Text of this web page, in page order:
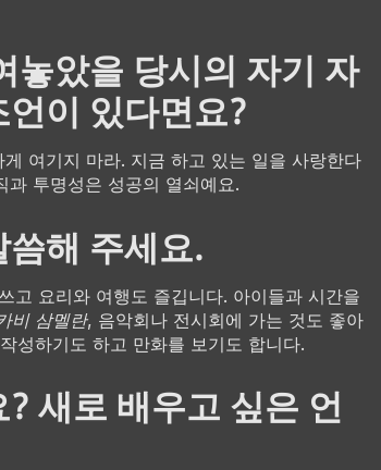
놓았을 당시의 자기 자
이 있다면요?
여기지 마라. 지금 하고 있는 일을 사랑한다
과 투명성은 성공의 열쇠예요.
해 주세요.
고 요리와 여행도 즐깁니다. 아이들과 시간을
비 삼멜란, 음악회나 전시회에 가는 것도 좋아
성하기도 하고 만화를 보기도 합니다.
새로 배우고 싶은 언